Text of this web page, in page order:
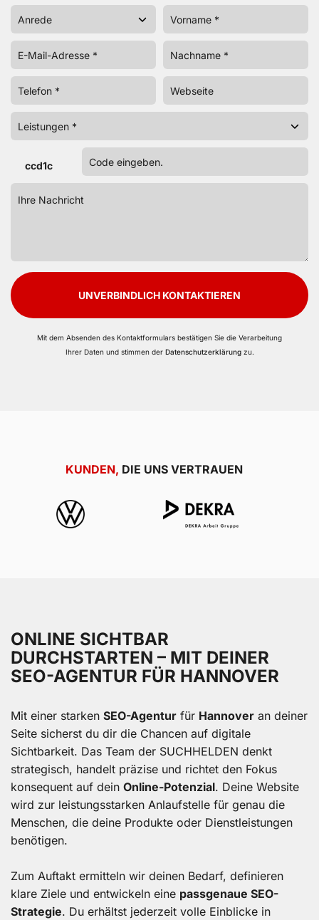
ccd1c
UNVERBINDLICH KONTAKTIEREN
Mit dem Absenden des Kontaktformulars bestätigen Sie die Verarbeitung
Ihrer Daten und stimmen der Datenschutzerklärungzu.
KUNDEN, DIE UNS VERTRAUEN
ONLINE SICHTBAR
DURCHSTARTEN – MIT DEINER
SEO-AGENTUR FÜR HANNOVER
Mit einer starken SEO-Agentur für Hannover an deiner
Seite sicherst du dir die Chancen auf digitale
Sichtbarkeit. Das Team der SUCHHELDEN denkt
strategisch, handelt präzise und richtet den Fokus
konsequent auf dein Online-Potenzial. Deine Website
wird zur leistungsstarken Anlaufstelle für genau die
Menschen, die deine Produkte oder Dienstleistungen
benötigen.
Zum Auftakt ermitteln wir deinen Bedarf, definieren
klare Ziele und entwickeln eine passgenaue SEO-
Strategie. Du erhältst jederzeit volle Einblicke in